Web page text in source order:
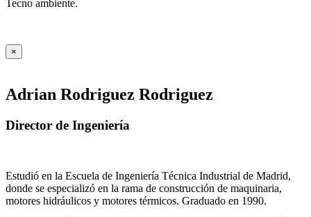
Tecno ambiente.
×
Adrian Rodriguez Rodriguez
Director de Ingeniería
Estudió en la Escuela de Ingeniería Técnica Industrial de Madrid,
donde se especializó en la rama de construcción de maquinaria,
motores hidráulicos y motores térmicos. Graduado en 1990.